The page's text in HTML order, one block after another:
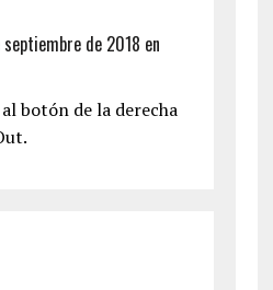
de 2018 en
botón de la derecha